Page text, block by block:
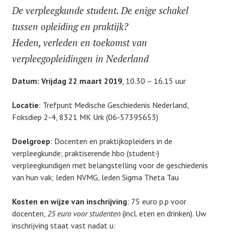
e
r
2
0
0
a
t
g
o
i
o
v
m
b
r
0
2
e
e
n
c
t
e
o
r
e
d
n
7
n
a
r
2
0
1
9
b
De verpleegkunde student. De enige schakel
tussen opleiding en praktijk?
Heden, verleden en toekomst van
verpleegopleidingen in Nederland
Datum: Vrijdag 22 maart 2019, 10.30 – 16.15 uur
Locatie: Trefpunt Medische Geschiedenis Nederland,
Foksdiep 2-4, 8321 MK Urk (06-57395653)
Doelgroep: Docenten en praktijkopleiders in de
verpleegkunde; praktiserende hbo (student-)
verpleegkundigen met belangstelling voor de geschiedenis
van hun vak; leden NVMG, leden Sigma Theta Tau
Kosten en wijze van inschrijving: 75 euro p.p voor
docenten, 25 euro voor studenten (incl. eten en drinken). Uw
inschrijving staat vast nadat u: